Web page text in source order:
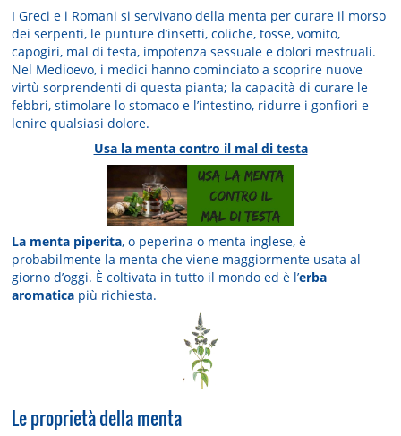
I Greci e i Romani si servivano della menta per curare il morso
dei serpenti, le punture d’insetti, coliche, tosse, vomito,
capogiri, mal di testa, impotenza sessuale e dolori mestruali.
Nel Medioevo, i medici hanno cominciato a scoprire nuove
virtù sorprendenti di questa pianta; la capacità di curare le
febbri, stimolare lo stomaco e l’intestino, ridurre i gonfiori e
lenire qualsiasi dolore.
Usa la menta contro il mal di testa
La menta piperita, o peperina o menta inglese, è
probabilmente la menta che viene maggiormente usata al
giorno d’oggi. È col­tivata in tutto il mondo ed è l’erba
aromatica più richiesta.
Le proprietà della menta